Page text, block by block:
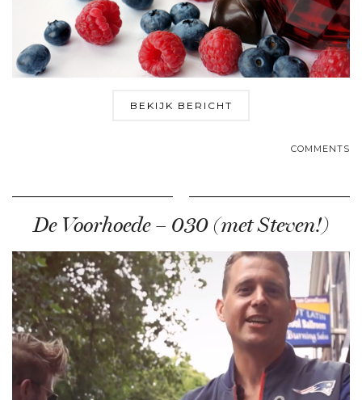
BEKIJK BERICHT
COMMENTS
De Voorhoede – 030 (met Steven!)